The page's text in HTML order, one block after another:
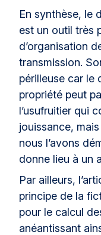
En synthèse, le
est un outil très
d’organisation
transmission.
périlleuse car le
propriété peut
l’usufruitier qui
jouissance,
nous l’avons
donne lieu à un
Par ailleurs,
principe de la
pour le calcul
anéantissant